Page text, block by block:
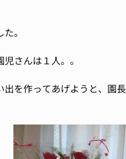
。
さんは１人。。
を作ってあげようと、園